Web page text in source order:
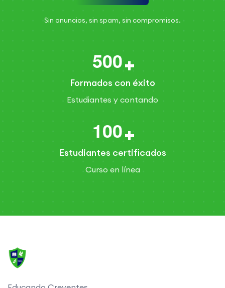
Sin anuncios, sin spam, sin compromisos.
500
Formados con éxito
Estudiantes y contando
100
Estudiantes certificados
Curso en línea